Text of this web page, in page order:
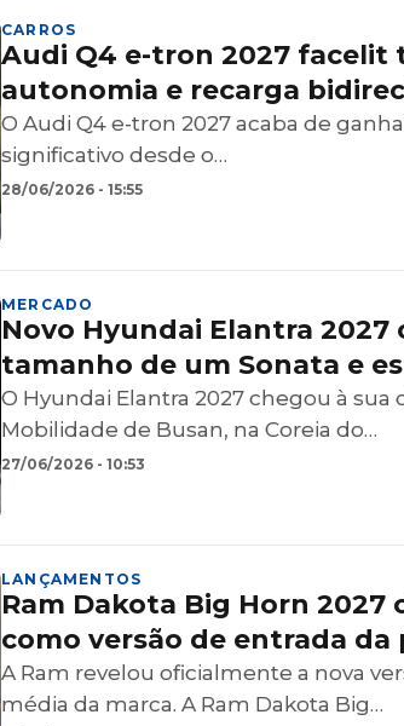
CARROS
Audi Q4 e-tron 2027 facelit
autonomia e recarga
O Audi Q4 e-tron 2027 acaba de
significativo desde o…
28/06/2026 - 15:55
MERCADO
Novo Hyundai Elantra 2027
tamanho de um Sonata e
O Hyundai Elantra 2027 chegou à sua
Mobilidade de Busan, na Coreia do…
27/06/2026 - 10:53
LANÇAMENTOS
Ram Dakota Big Horn 2027
como versão de entrada da
A Ram revelou oficialmente a nova
média da marca. A Ram Dakota Big…